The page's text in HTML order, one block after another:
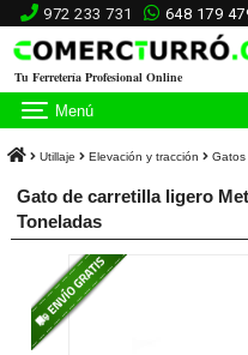
972 233 731 648 179
Tu Ferretería Profesional Online
Menú
Utillaje Elevación y tracción
Gato de carretilla ligero
Toneladas